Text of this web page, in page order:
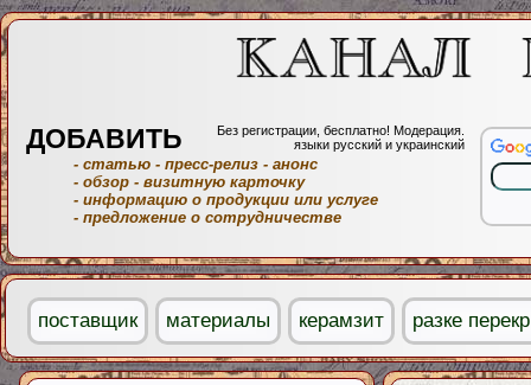
ДОБАВИТЬ
Без регистрации, бесплатно! Модерация.
языки русский и украинский
- статью - пресс-релиз - анонс
- обзор - визитную карточку
- информацию о продукции или услуге
- предложение о сотрудничестве
поставщик материалы керамзит разке